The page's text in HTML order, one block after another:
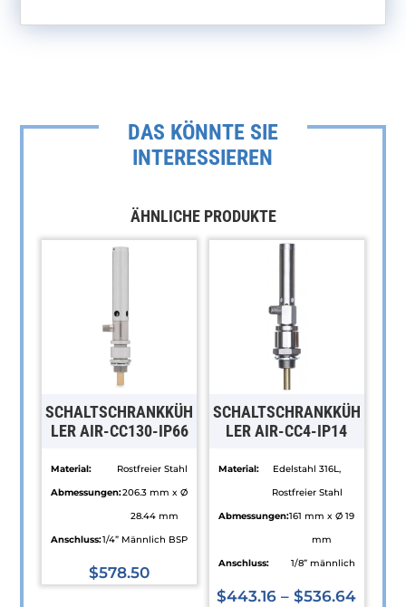
DAS KÖNNTE SIE
INTERESSIEREN
ÄHNLICHE PRODUKTE
SCHALTSCHRANKKÜH
LER AIR-CC130-IP66
Material:
Rostfreier Stahl
Abmessungen:206.3 mm x Ø
28.44 mm
Anschluss:1/4” Männlich BSP
$578.50
SCHALTSCHRANKKÜH
LER AIR-CC4-IP14
Material:
Edelstahl 316L,
Rostfreier Stahl
Abmessungen:161 mm x Ø 19
mm
Anschluss:
1/8” männlich
$443.16 –$536.64